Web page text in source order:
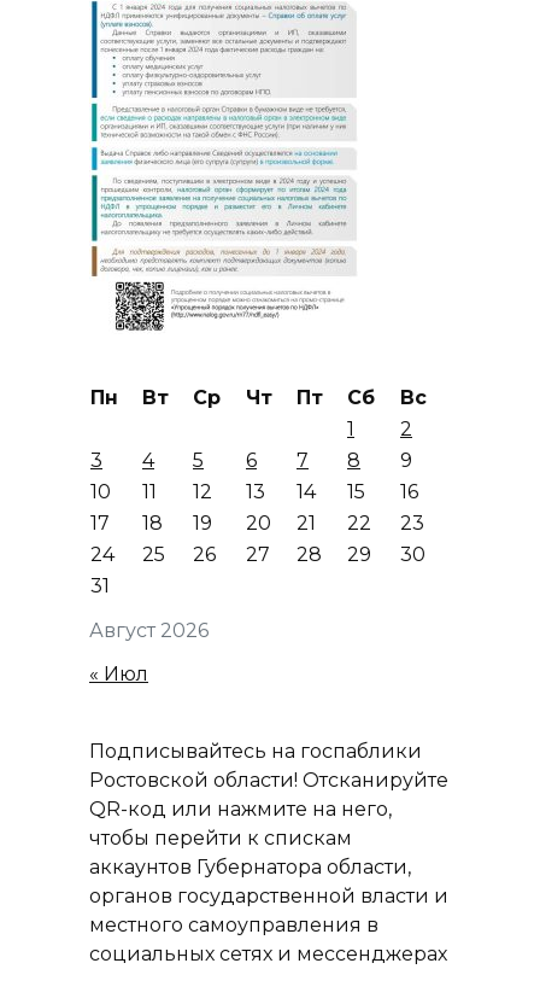
Август 2026
Пн Вт Ср Чт Пт Сб
Вс
1
2
3
4 5 6 7 8
9
10
11 12 13 14 15
16
17
18 19 20 21 22
23
24
25 26 27 28 29
30
31
« Июл
Подписывайтесь на госпаблики
Ростовской области! Отсканируйте
QR-код или нажмите на него,
чтобы перейти к спискам
аккаунтов Губернатора области,
органов государственной власти и
местного самоуправления в
социальных сетях и мессенджерах